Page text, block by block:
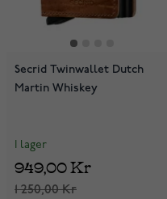
Secrid Twinwallet Dutch
Martin Whiskey
I lager
1 250,00 Kr
949,00 Kr